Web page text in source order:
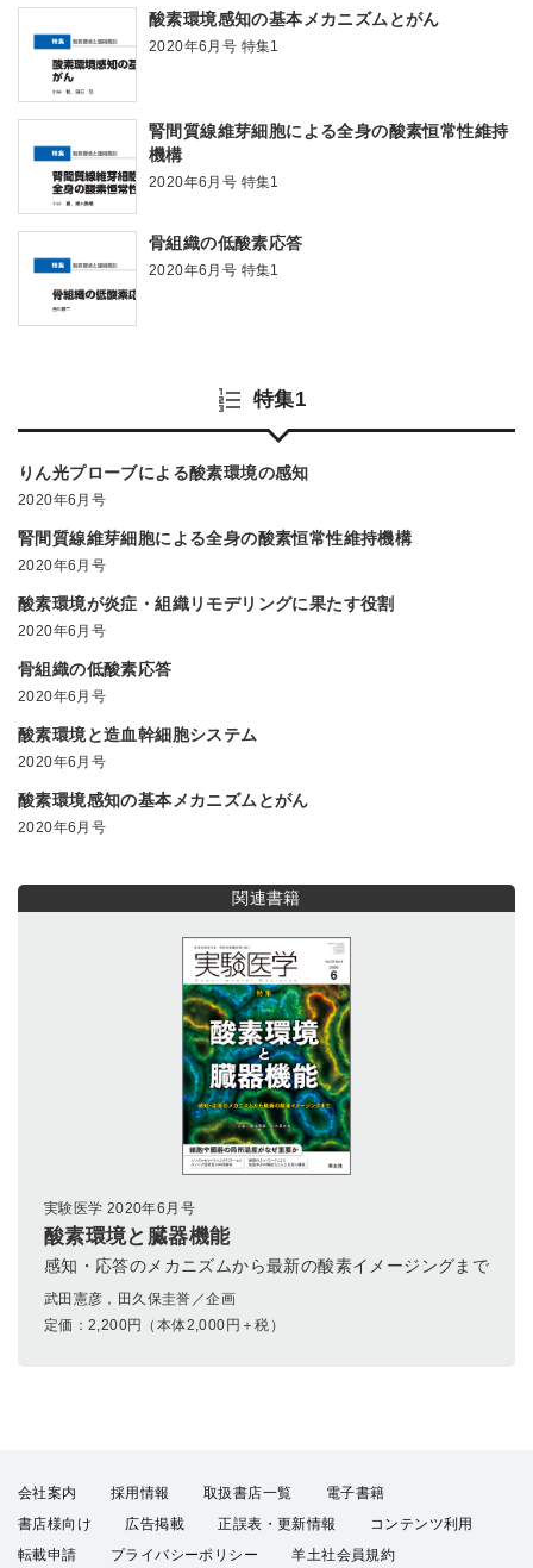
酸素環境感知の基本メカニズムとがん
2020年6月号 特集1
腎間質線維芽細胞による全身の酸素恒常性維持
機構
2020年6月号 特集1
骨組織の低酸素応答
2020年6月号 特集1
特集1
りん光プローブによる酸素環境の感知
2020年6月号
腎間質線維芽細胞による全身の酸素恒常性維持機構
2020年6月号
酸素環境が炎症・組織リモデリングに果たす役割
2020年6月号
骨組織の低酸素応答
2020年6月号
酸素環境と造血幹細胞システム
2020年6月号
酸素環境感知の基本メカニズムとがん
2020年6月号
関連書籍
実験医学 2020年6月号
酸素環境と臓器機能
感知・応答のメカニズムから最新の酸素イメージングまで
武田憲彦，田久保圭誉／企画
定価： 2,200円（本体2,000円＋税）
会社案内 採用情報 取扱書店一覧
電子書籍
書店様向け
広告掲載 正誤表・更新情報
コンテンツ利用
転載申請
プライバシーポリシー 羊土社会員規約